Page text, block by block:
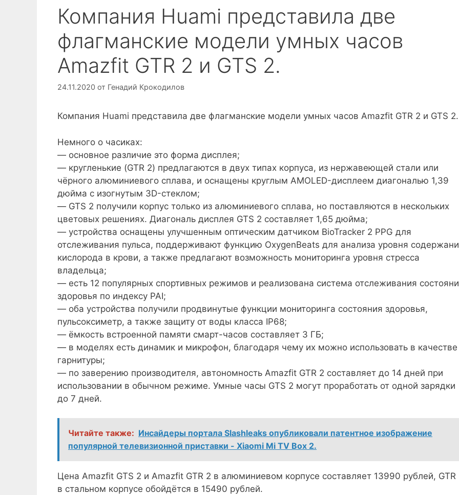
Компания Huami представила две
флагманские модели умных часов
Amazfit GTR 2 и GTS 2.
24.11.2020 от Генадий Крокодилов
Компания Huami представила две флагманские модели умных часов Amazfit GTR 2 и GTS 2.
Немного о часиках:
— основное различие это форма дисплея;
— кругленькие (GTR 2) предлагаются в двух типах корпуса, из нержавеющей стали или
чёрного алюминиевого сплава, и оснащены круглым AMOLED-дисплеем диагональю 1,39
дюйма с изогнутым 3D-стеклом;
— GTS 2 получили корпус только из алюминиевого сплава, но поставляются в нескольких
цветовых решениях. Диагональ дисплея GTS 2 составляет 1,65 дюйма;
— устройства оснащены улучшенным оптическим датчиком BioTracker 2 PPG для
отслеживания пульса, поддерживают функцию OxygenBeats для анализа уровня
кислорода в крови, а также предлагают возможность мониторинга уровня стресса
владельца;
— есть 12 популярных спортивных режимов и реализована система отслеживания
здоровья по индексу PAI;
— оба устройства получили продвинутые функции мониторинга состояния здоровья,
пульсоксиметр, а также защиту от воды класса IP68;
— ёмкость встроенной памяти смарт-часов составляет 3 ГБ;
— в моделях есть динамик и микрофон, благодаря чему их можно использовать в качестве
гарнитуры;
— по заверению производителя, автономность Amazfit GTR 2 составляет до 14 дней при
использовании в обычном режиме. Умные часы GTS 2 могут проработать от одной зарядки
до 7 дней.
Читайте также: Инсайдеры портала Slashleaks опубликовали патентное изображение
популярной телевизионной приставки - Xiaomi Mi TV Box 2.
Цена Amazfit GTS 2 и Amazfit GTR 2 в алюминиевом корпусе составляет 13990 рублей, GTR
в стальном корпусе обойдётся в 15490 рублей.